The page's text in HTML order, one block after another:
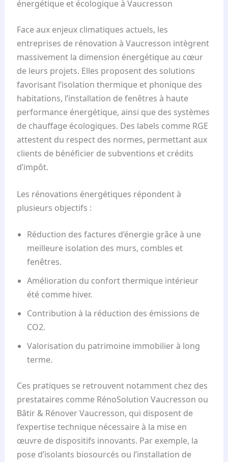
énergétique et écologique à Vaucresson
Face aux enjeux climatiques actuels, les
entreprises de rénovation à Vaucresson intègrent
massivement la dimension énergétique au cœur
de leurs projets. Elles proposent des solutions
favorisant l’isolation thermique et phonique des
habitations, l’installation de fenêtres à haute
performance énergétique, ainsi que des systèmes
de chauffage écologiques. Des labels comme RGE
attestent du respect des normes, permettant aux
clients de bénéficier de subventions et crédits
d’impôt.
Les rénovations énergétiques répondent à
plusieurs objectifs :
Réduction des factures d’énergie grâce à une
meilleure isolation des murs, combles et
fenêtres.
Amélioration du confort thermique intérieur
été comme hiver.
Contribution à la réduction des émissions de
CO2.
Valorisation du patrimoine immobilier à long
terme.
Ces pratiques se retrouvent notamment chez des
prestataires comme RénoSolution Vaucresson ou
Bâtir & Rénover Vaucresson, qui disposent de
l’expertise technique nécessaire à la mise en
œuvre de dispositifs innovants. Par exemple, la
pose d’isolants biosourcés ou l’installation de